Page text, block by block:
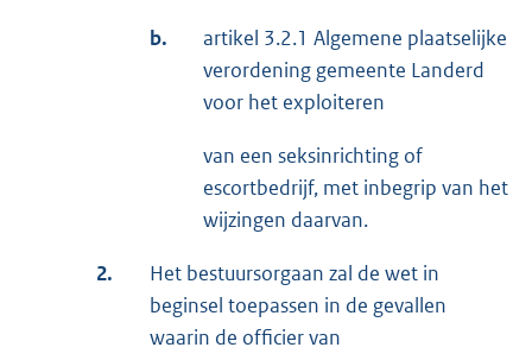
b.
artikel 3.2.1 Algemene plaatselijke
verordening gemeente Landerd
voor het exploiteren
van een seksinrichting of
escortbedrijf, met inbegrip van het
wijzingen daarvan.
2.
Het bestuursorgaan zal de wet in
beginsel toepassen in de gevallen
waarin de officier van